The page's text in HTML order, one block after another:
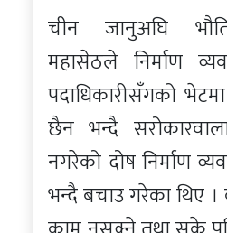
चीन जानुअघि
महासेठले निर्माण
पदाधिकारीसँगको
छैन भन्दै
नगरेको दोष निर्माण
भन्दै बचाउ गरेका थिए